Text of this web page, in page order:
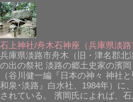
石上神社/舟木石神座（兵庫県淡路
兵庫県淡路市舟木（旧・津名郡北
の出の祭祀 淡路の郷土史家の濱岡
（谷川健一編『日本の神々 神社
和泉･淡路』白水社、1984年）に
されている。 濱岡氏によれば、